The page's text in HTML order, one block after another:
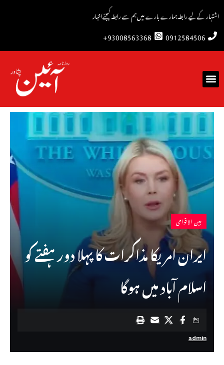
اشتہار کے لیے رابطہہمارے بارے میںہم سے رابطہ کیجئےاخبار
0912584506
93008563368+
بین الاقوامی
ایران امریکا مذاکرات کا پہلا دور ہفتے کو
اسلام آباد میں ہوگا
admin